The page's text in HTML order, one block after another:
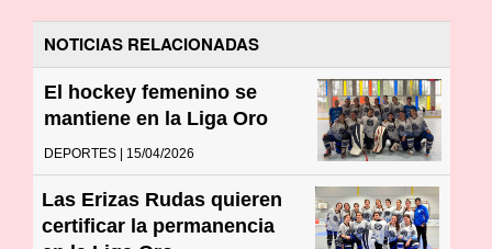
NOTICIAS RELACIONADAS
El hockey femenino se
mantiene en la Liga Oro
DEPORTES | 15/04/2026
Las Erizas Rudas quieren
certificar la permanencia